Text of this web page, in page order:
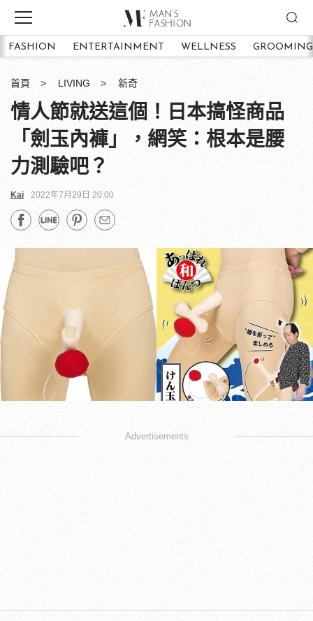
FASHION ENTERTAINMENT WELLNESS GROOMING
首頁 LIVING 新奇
情人節就送這個！日本搞怪商品
「劍玉內褲」，網笑：根本是腰
力測驗吧？
Kai 2022年7月29日 20:00
Advertisements